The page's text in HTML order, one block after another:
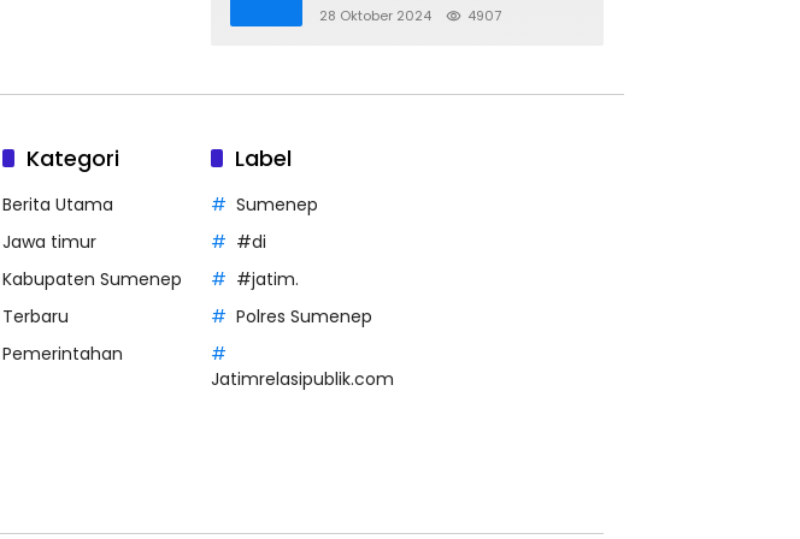
28 Oktober 2024 4907
Kategori
Berita Utama
Jawa timur
Kabupaten Sumenep
Terbaru
Pemerintahan
Label
Sumenep
#di
#jatim.
Polres Sumenep
Jatimrelasipublik.com